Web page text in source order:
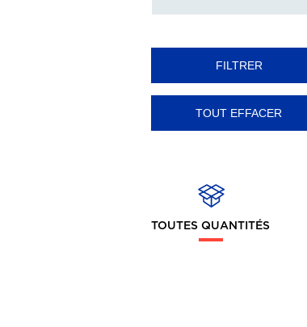
- Manche courtes
- Lifestyle / Contrasté
Sweat-shirts
- Cols ronds
TOUTES QUANTITÉS